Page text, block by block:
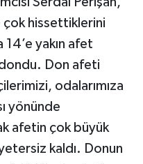
çok hissettiklerini
yakın afet
dondu. Don afeti
odalarımıza
yönünde
afetin çok büyük
kaldı. Donun